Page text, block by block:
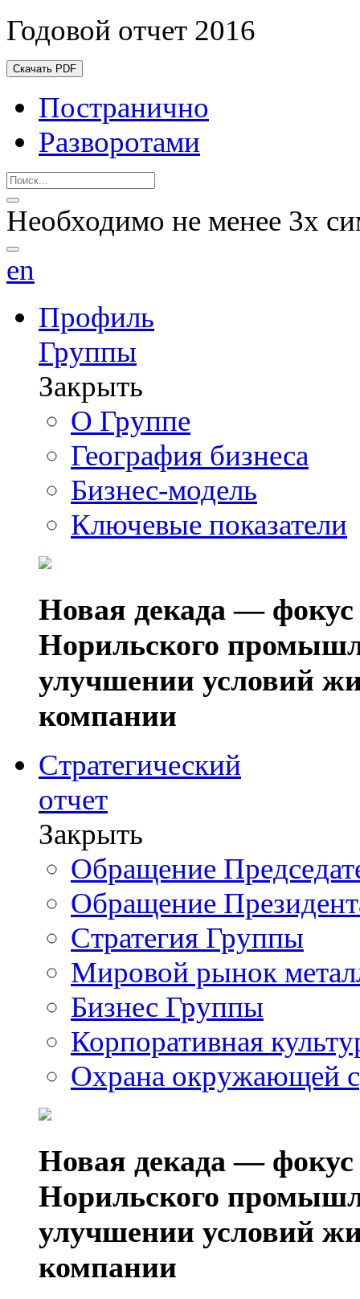
Годовой отчет 2016
Скачать PDF
Постранично
Разворотами
Необходимо не менее 3х
en
Профиль
Группы
Закрыть
О Группе
География бизнеса
Бизнес-модель
Ключевые показатели
Новая декада — фокус
Норильского
улучшении условий
компании
Стратегический
отчет
Закрыть
Обращение
Обращение
Стратегия Группы
Мировой рынок
Бизнес Группы
Корпоративная
Охрана окружающей
Новая декада — фокус
Норильского
улучшении условий
компании